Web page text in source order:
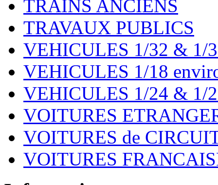
TRAINS ANCIENS
TRAVAUX PUBLICS
VEHICULES 1/32 & 1/
VEHICULES 1/18
VEHICULES 1/24 & 1/
VOITURES
VOITURES de
VOITURES